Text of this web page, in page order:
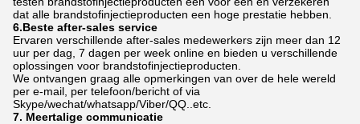
dat alle brandstofinjectieproducten een hoge prestatie hebben.
6.Beste after-sales service
Ervaren verschillende after-sales medewerkers zijn meer dan 12
uur per dag, 7 dagen per week online en bieden u verschillende
oplossingen voor brandstofinjectieproducten.
We ontvangen graag alle opmerkingen van over de hele wereld
per e-mail, per telefoon/bericht of via
Skype/wechat/whatsapp/Viber/QQ..etc.
7. Meertalige communicatie